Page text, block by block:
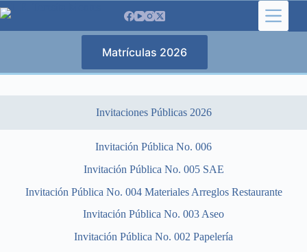
Saltar
al
contenido
Matrículas 2026
Invitaciones Públicas 2026
Invitación Pública No. 006
Invitación Pública No. 005 SAE
Invitación Pública No. 004 Materiales Arreglos Restaurante
Invitación Pública No. 003 Aseo
Invitación Pública No. 002 Papelería